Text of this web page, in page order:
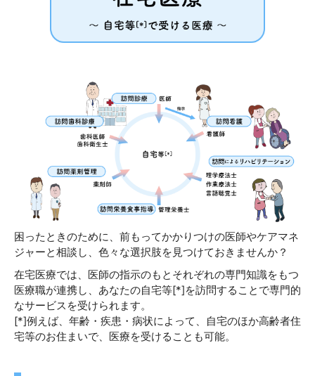
困ったときのために、前もってかかりつけの医師やケアマネ
ジャーと相談し、色々な選択肢を見つけておきませんか？
在宅医療では、医師の指示のもとそれぞれの専門知識をもつ
医療職が連携し、あなたの自宅等[*]を訪問することで専門的
なサービスを受けられます。
[*]例えば、年齢・疾患・病状によって、自宅のほか高齢者住
宅等のお住まいで、医療を受けることも可能。